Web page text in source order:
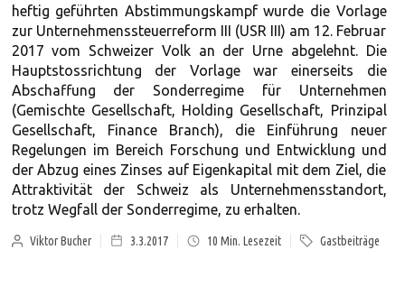
heftig geführten Abstimmungskampf wurde die Vorlage
zur Unternehmenssteuerreform III (USR III) am 12. Februar
2017 vom Schweizer Volk an der Urne abgelehnt. Die
Hauptstossrichtung der Vorlage war einerseits die
Abschaffung der Sonderregime für Unternehmen
(Gemischte Gesellschaft, Holding Gesellschaft, Prinzipal
Gesellschaft, Finance Branch), die Einführung neuer
Regelungen im Bereich Forschung und Entwicklung und
der Abzug eines Zinses auf Eigenkapital mit dem Ziel, die
Attraktivität der Schweiz als Unternehmensstandort,
trotz Wegfall der Sonderregime, zu erhalten.
Viktor Bucher 3.3.2017 10 Min. Lesezeit Gastbeiträge